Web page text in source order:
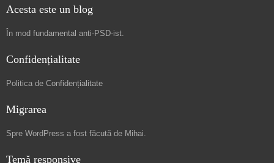
Acesta este un blog
În mod fundamental anti-PSD-ist.
Confidențialitate
Politica de Confidențialitate
Migrarea
Spre WordPress a fost făcută de Mihai.
Temă responsive